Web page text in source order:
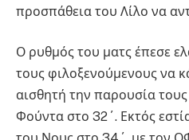
προσπάθεια του Λίλο να
Ο ρυθμός του ματς έπεσε
τους φιλοξενούμενους να
αισθητή την παρουσία
Φούντα στο 32΄. Εκτός